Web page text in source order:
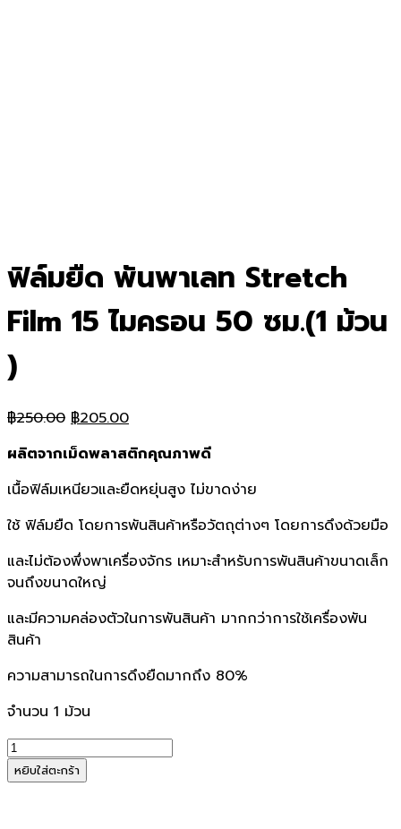
ฟิล์มยืด พันพาเลท Stretch
Film 15 ไมครอน 50 ซม.(1 ม้วน
)
฿250.00 Original
was:
฿250.00.
฿205.00Current
is:
฿205.00.
ผลิตจากเม็ดพลาสติกคุณภาพดี
เนื้อฟิล์มเหนียวและยืดหยุ่นสูง ไม่ขาดง่าย
ใช้ ฟิล์มยืด โดยการพันสินค้าหรือวัตถุต่างๆ โดยการดึงด้วยมือ
และไม่ต้องพึ่งพาเครื่องจักร เหมาะสำหรับการพันสินค้าขนาดเล็ก
จนถึงขนาดใหญ่
และมีความคล่องตัวในการพันสินค้า มากกว่าการใช้เครื่องพัน
สินค้า
ความสามารถในการดึงยืดมากถึง 80%
จำนวน 1 ม้วน
จำนวน
ฟิล์ม
ยืด
หยิบใส่ตะกร้า